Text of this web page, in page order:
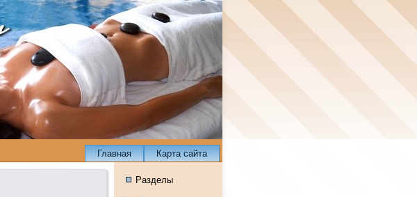
Главнaя Карта сайта
Разделы